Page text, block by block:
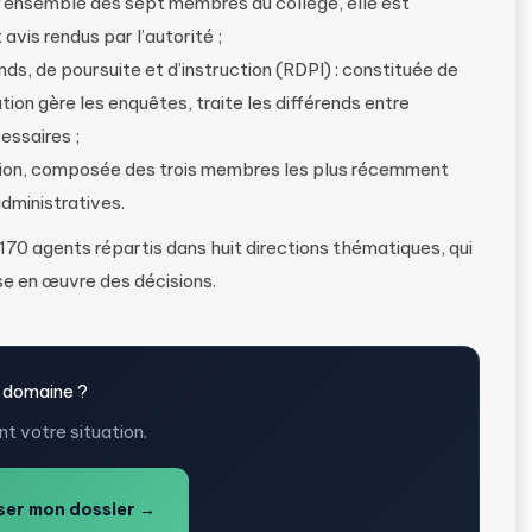
rendus par l’autorité ;
de poursuite et d’instruction (RDPI) : constituée de
gère les enquêtes, traite les différends entre
;
composée des trois membres les plus récemment
agents répartis dans huit directions thématiques, qui
en œuvre des décisions.
?
votre situation.
mon dossier →